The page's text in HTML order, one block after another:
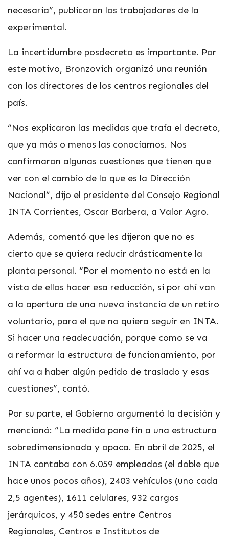
necesaria”, publicaron los trabajadores de la
experimental.
La incertidumbre posdecreto es importante. Por
este motivo, Bronzovich organizó una reunión
con los directores de los centros regionales del
país.
“Nos explicaron las medidas que traía el decreto,
que ya más o menos las conocíamos. Nos
confirmaron algunas cuestiones que tienen que
ver con el cambio de lo que es la Dirección
Nacional”, dijo el presidente del Consejo Regional
INTA Corrientes, Oscar Barbera, a Valor Agro.
Además, comentó que les dijeron que no es
cierto que se quiera reducir drásticamente la
planta personal. “Por el momento no está en la
vista de ellos hacer esa reducción, si por ahí van
a la apertura de una nueva instancia de un retiro
voluntario, para el que no quiera seguir en INTA.
Si hacer una readecuación, porque como se va
a reformar la estructura de funcionamiento, por
ahí va a haber algún pedido de traslado y esas
cuestiones”, contó.
Por su parte, el Gobierno argumentó la decisión y
mencionó: “La medida pone fin a una estructura
sobredimensionada y opaca. En abril de 2025, el
INTA contaba con 6.059 empleados (el doble que
hace unos pocos años), 2403 vehículos (uno cada
2,5 agentes), 1611 celulares, 932 cargos
jerárquicos, y 450 sedes entre Centros
Regionales, Centros e Institutos de